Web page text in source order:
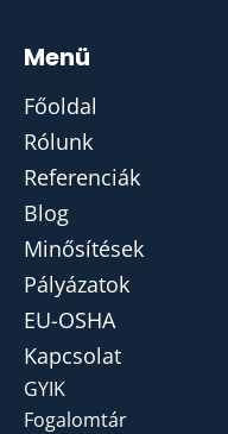
Menü
Főoldal
Rólunk
Referenciák
Blog
Minősítések
Pályázatok
EU-OSHA
Kapcsolat
GYIK
Fogalomtár